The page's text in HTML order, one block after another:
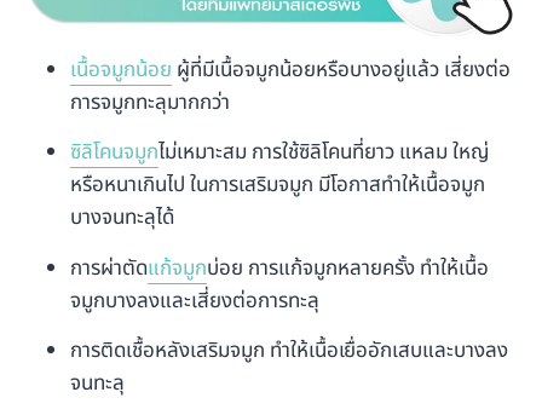
เนื้อจมูกน้อย ผู้ที่มีเนื้อจมูกน้อยหรือบางอยู่แล้ว เสี่ยงต่อ
การจมูกทะลุมากกว่า
ซิลิโคนจมูกไม่เหมาะสม การใช้ซิลิโคนที่ยาว แหลม ใหญ่
หรือหนาเกินไป ในการเสริมจมูก มีโอกาสทำให้เนื้อจมูก
บางจนทะลุได้
การผ่าตัดแก้จมูกบ่อย การแก้จมูกหลายครั้ง ทำให้เนื้อ
จมูกบางลงและเสี่ยงต่อการทะลุ
การติดเชื้อหลังเสริมจมูก ทำให้เนื้อเยื่ออักเสบและบางลง
จนทะลุ